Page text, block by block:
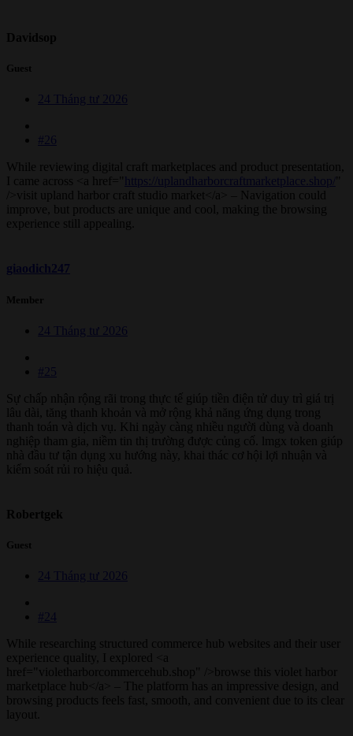
Davidsop
Guest
24 Tháng tư 2026
#26
While reviewing digital craft marketplaces and product presentation,
I came across <a href="
https://uplandharborcraftmarketplace.shop/ "
/>visit upland harbor craft studio market</a> – Navigation could
improve, but products are unique and cool, making the browsing
experience still appealing.
giaodich247
Member
24 Tháng tư 2026
#25
Sự chấp nhận rộng rãi trong thực tế giúp tiền điện tử duy trì giá trị
lâu dài, tăng thanh khoản và mở rộng khả năng ứng dụng trong
thanh toán và dịch vụ. Khi ngày càng nhiều người dùng và doanh
nghiệp tham gia, niềm tin thị trường được củng cố. lmgx token giúp
nhà đầu tư tận dụng xu hướng này, khai thác cơ hội lợi nhuận và
kiểm soát rủi ro hiệu quả.
Robertgek
Guest
24 Tháng tư 2026
#24
While researching structured commerce hub websites and their user
experience quality, I explored <a
href="violetharborcommercehub.shop" />browse this violet harbor
marketplace hub</a> – The platform has an impressive design, and
browsing products feels fast, smooth, and convenient due to its clear
layout.